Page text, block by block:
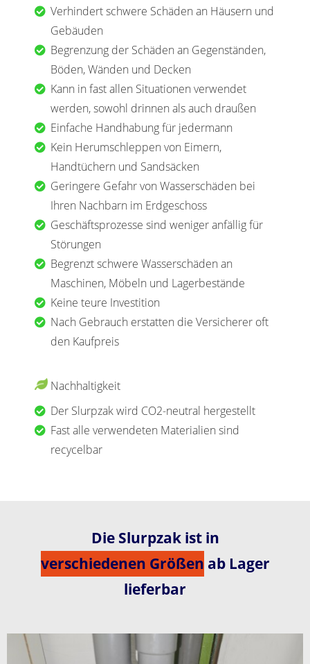
Verhindert schwere Schäden an Häusern und
Gebäuden
Begrenzung der Schäden an Gegenständen,
Böden, Wänden und Decken
Kann in fast allen Situationen verwendet
werden, sowohl drinnen als auch draußen
Einfache Handhabung für jedermann
Kein Herumschleppen von Eimern,
Handtüchern und Sandsäcken
Geringere Gefahr von Wasserschäden bei
Ihren Nachbarn im Erdgeschoss
Geschäftsprozesse sind weniger anfällig für
Störungen
Begrenzt schwere Wasserschäden an
Maschinen, Möbeln und Lagerbestände
Keine teure Investition
Nach Gebrauch erstatten die Versicherer oft
den Kaufpreis
Nachhaltigkeit
Der Slurpzak wird CO2-neutral hergestellt
Fast alle verwendeten Materialien sind
recycelbar
Die Slurpzak ist in
verschiedenen Größen ab Lager
lieferbar